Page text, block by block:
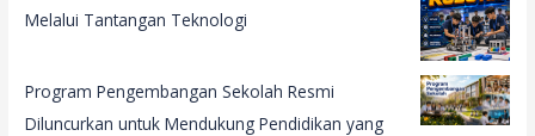
Melalui Tantangan Teknologi
Program Pengembangan Sekolah Resmi
Diluncurkan untuk Mendukung Pendidikan yang